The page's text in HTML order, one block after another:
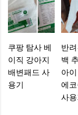
쿠팡 탐사 베
이직 강아지
배변패드 사
용기
반
백
아이
에
사용